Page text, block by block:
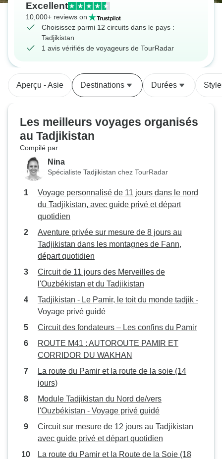
Excellent
10,000+ reviews on
Choisissez parmi 12 circuits dans le pays :
Tadjikistan
1 avis vérifiés de voyageurs de TourRadar
Aperçu - Asie Destinations Durées
Les meilleurs voyages organisés
au Tadjikistan
Compilé par
Nina
Spécialiste Tadjikistan chez TourRadar
Voyage personnalisé de 11 jours dans le nord
du Tadjikistan, avec guide privé et départ
quotidien
Aventure privée sur mesure de 8 jours au
Tadjikistan dans les montagnes de Fann,
départ quotidien
Circuit de 11 jours des Merveilles de
l'Ouzbékistan et du Tadjikistan
Tadjikistan - Le Pamir, le toit du monde tadjik -
Voyage privé guidé
Circuit des fondateurs – Les confins du Pamir
ROUTE M41 : AUTOROUTE PAMIR ET
CORRIDOR DU WAKHAN
La route du Pamir et la route de la soie (14
jours)
Module Tadjikistan du Nord de/vers
l'Ouzbékistan - Voyage privé guidé
Circuit sur mesure de 12 jours au Tadjikistan
avec guide privé et départ quotidien
La route du Pamir et la Route de la Soie (18